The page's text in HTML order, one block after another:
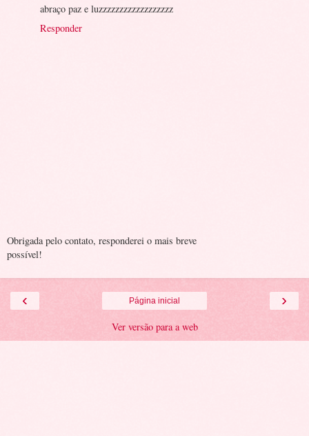
abraço paz e luzzzzzzzzzzzzzzzzzz
Responder
Obrigada pelo contato, responderei o mais breve
possível!
‹ ›
Página inicial
Ver versão para a web